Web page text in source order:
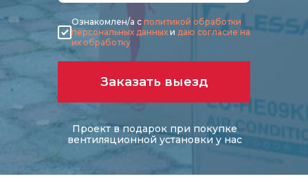
Ознакомлен/а с политикой обработки
персональных данных и даю согласие на
их обработку
Заказать выезд
Проект в подарок при покупке
вентиляционной установки у нас
В серверных
В медицинских учреждениях
В компьютерных клубах
В фитнес-центрах
В лабораториях
В кафе под ключ
В ресторанах под ключ
Вентиляция